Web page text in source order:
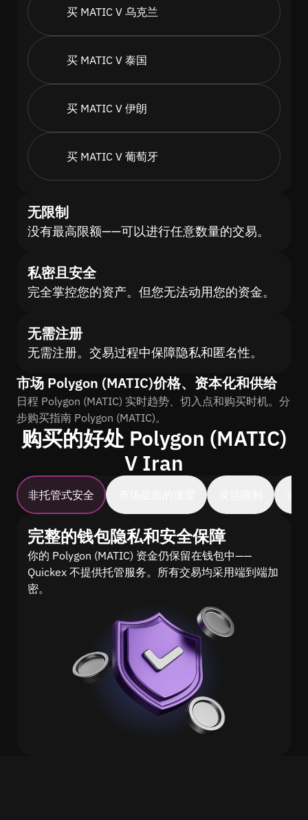
买 MATIC V 乌克兰
买 MATIC V 泰国
买 MATIC V 伊朗
买 MATIC V 葡萄牙
无限制
没有最高限额——可以进行任意数量的交易。
私密且安全
完全掌控您的资产。但您无法动用您的资金。
无需注册
无需注册。交易过程中保障隐私和匿名性。
市场 Polygon (MATIC)价格、资本化和供给
日程 Polygon (MATIC) 实时趋势、切入点和购买时机。分
步购买指南 Polygon (MATIC)。
购买的好处 Polygon (MATIC)
V Iran
非托管式安全
完整的钱包隐私和安全保障
你的 Polygon (MATIC) 资金仍保留在钱包中——
Quickex 不提供托管服务。所有交易均采用端到端加
密。